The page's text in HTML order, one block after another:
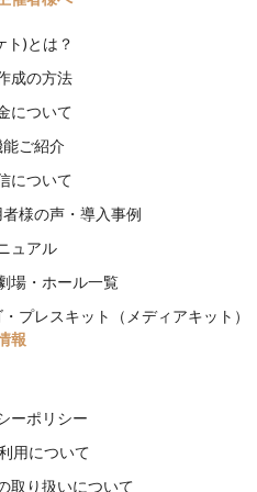
)とは？
成の方法
について
ご紹介
について
様の声・導入事例
ュアル
場・ホール一覧
プレスキット（メディアキット）
報
ーポリシー
用について
取り扱いについて